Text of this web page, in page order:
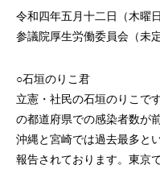
令和四年五月十二日（木曜日
参議院厚生労働委員会（未
○石垣のりこ君
立憲・社民の石垣のりこで
の都道府県での感染者数が
沖縄と宮崎では過去最多と
報告されております。東京